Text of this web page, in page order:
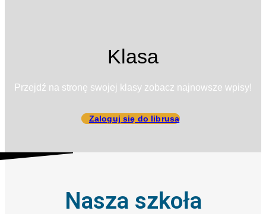
Klasa
Przejdź na stronę swojej klasy zobacz najnowsze wpisy!
Zaloguj się do librusa
Nasza szkoła